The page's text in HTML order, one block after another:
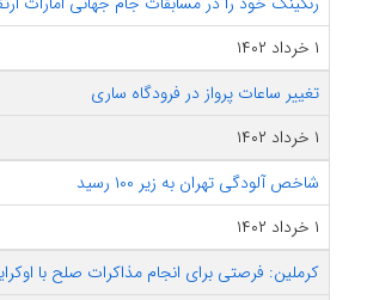
۱ خرداد ۱۴۰۲
تغییر ساعات پرواز در فرودگاه ساری
۱ خرداد ۱۴۰۲
شاخص آلودگی تهران به زیر ۱۰۰ رسید
۱ خرداد ۱۴۰۲
کرملین: فرصتی برای انجام مذاکرات صلح با